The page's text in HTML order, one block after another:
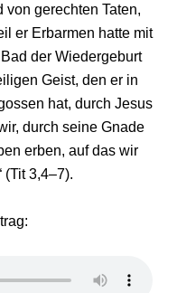
von gerechten Taten,
er Erbarmen hatte mit
der Wiedergeburt
Geist, den er in
hat, durch Jesus
durch seine Gnade
erben, auf das wir
(Tit 3,4–7).